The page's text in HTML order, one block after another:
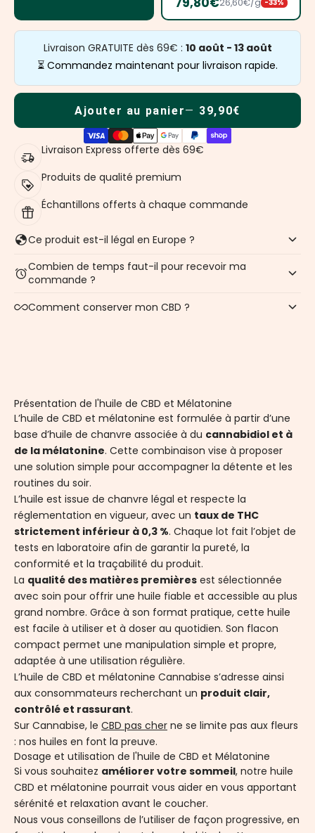
26,60€/g -33%
Livraison GRATUITE dès 69€ : 10 août - 13 août
⏳ Commandez maintenant pour livraison rapide.
Ajouter au panier 39,90€
Livraison Express offerte dès 69€
Produits de qualité premium
Échantillons offerts à chaque commande
Ce produit est-il légal en Europe ?
Combien de temps faut-il pour recevoir ma
commande ?
Comment conserver mon CBD ?
Présentation de l'huile de CBD et Mélatonine
L’huile de CBD et mélatonine est formulée à partir d’une
base d’huile de chanvre associée à du cannabidiol et à
de la mélatonine. Cette combinaison vise à proposer
une solution simple pour accompagner la détente et les
routines du soir.
L’huile est issue de chanvre légal et respecte la
réglementation en vigueur, avec un taux de THC
strictement inférieur à 0,3 %. Chaque lot fait l’objet de
tests en laboratoire afin de garantir la pureté, la
conformité et la traçabilité du produit.
La qualité des matières premières est sélectionnée
avec soin pour offrir une huile fiable et accessible au plus
grand nombre. Grâce à son format pratique, cette huile
est facile à utiliser et à doser au quotidien. Son flacon
compact permet une manipulation simple et propre,
adaptée à une utilisation régulière.
L’huile de CBD et mélatonine Cannabise s’adresse ainsi
aux consommateurs recherchant un produit clair,
contrôlé et rassurant.
Sur Cannabise, le CBD pas cher ne se limite pas aux fleurs
: nos huiles en font la preuve.
Dosage et utilisation de l'huile de CBD et Mélatonine
Si vous souhaitez améliorer votre sommeil, notre huile
CBD et mélatonine pourrait vous aider en vous apportant
sérénité et relaxation avant le coucher.
Nous vous conseillons de l’utiliser de façon progressive, en